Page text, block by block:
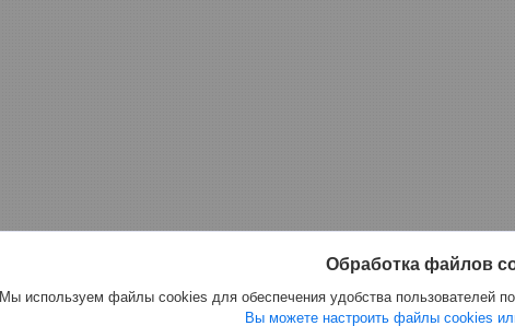
Обработка файлов
Мы используем файлы cookies для обеспечения удобства пользователей
Вы можете настроить файлы cookies